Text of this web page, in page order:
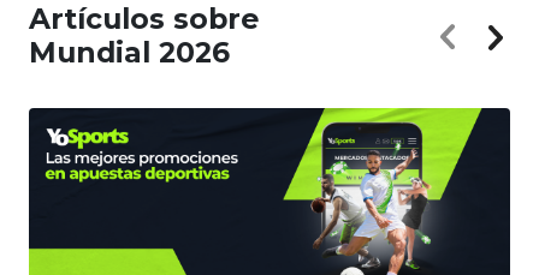
Artículos sobre
Mundial 2026